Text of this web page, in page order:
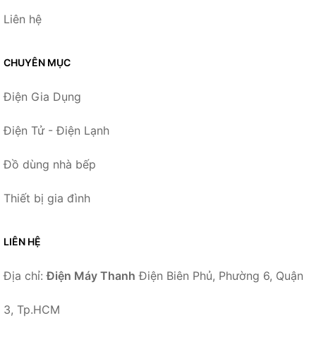
Liên hệ
CHUYÊN MỤC
Điện Gia Dụng
Điện Tử - Điện Lạnh
Đồ dùng nhà bếp
Thiết bị gia đình
LIÊN HỆ
Địa chỉ:Điện Máy Thanh Điện Biên Phủ, Phường 6, Quận
3, Tp.HCM